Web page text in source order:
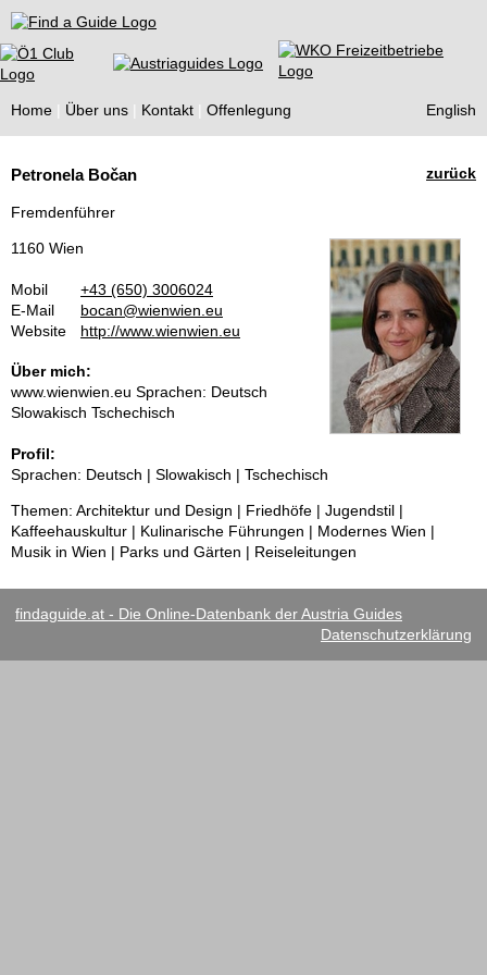
Find a Guide
Home Über uns Kontakt Offenlegung English
Guides
zurück
Petronela Bočan
Fremdenführer
1160 Wien
Mobil
+43 (650) 3006024
E-Mail
bocan@wienwien.eu
Website
http://www.wienwien.eu
Über mich:
www.wienwien.eu Sprachen: Deutsch
Slowakisch Tschechisch
Profil:
Sprachen: Deutsch | Slowakisch | Tschechisch
Themen: Architektur und Design | Friedhöfe | Jugendstil |
Kaffeehauskultur | Kulinarische Führungen | Modernes Wien |
Musik in Wien | Parks und Gärten | Reiseleitungen
findaguide.at - Die Online-Datenbank der Austria Guides
Datenschutzerklärung